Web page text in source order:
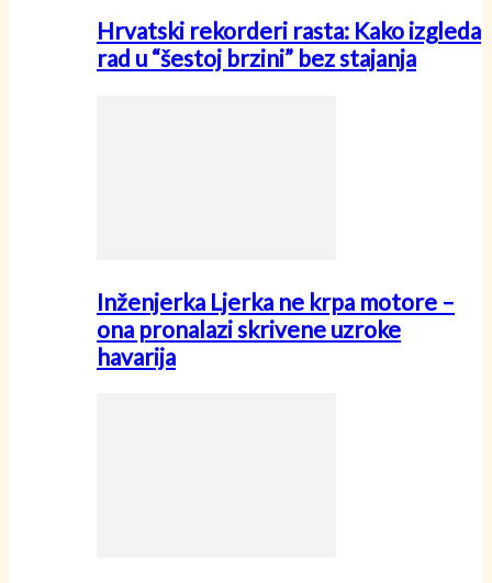
Hrvatski rekorderi rasta: Kako izgleda
rad u “šestoj brzini” bez stajanja
Inženjerka Ljerka ne krpa motore –
ona pronalazi skrivene uzroke
havarija